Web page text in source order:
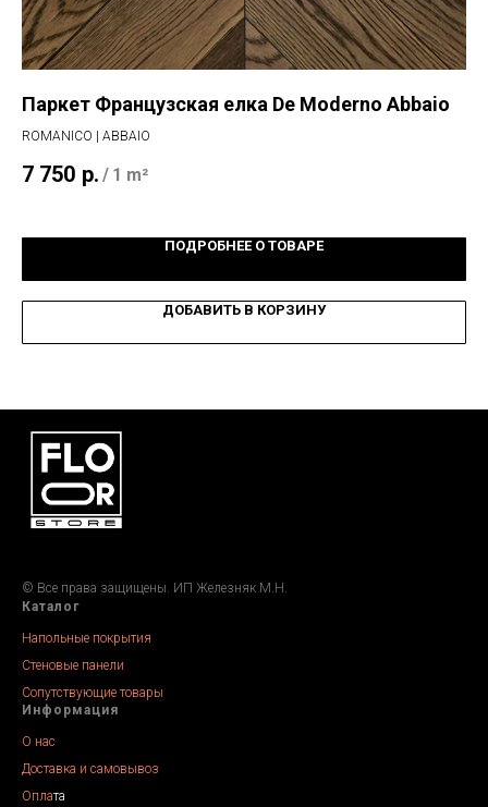
Паркет Французская елка De Moderno Abbaio
ROMANICO | ABBAIO
7 750 р. / 1 m²
ПОДРОБНЕЕ О ТОВАРЕ
ДОБАВИТЬ В КОРЗИНУ
© Все права защищены. ИП Железняк М.Н.
Каталог
Напольные покрытия
Стеновые панели
Сопутствующие товары
Информация
О нас
Доставка и самовывоз
Оплата